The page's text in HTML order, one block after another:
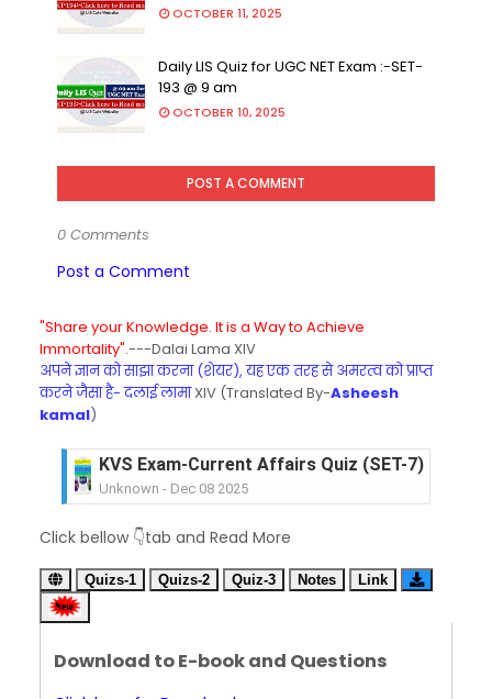
OCTOBER 11, 2025
Daily LIS Quiz for UGC NET Exam :-SET-
193 @ 9 am
OCTOBER 10, 2025
POST A COMMENT
0 Comments
Post a Comment
"Share your Knowledge. It is a Way to Achieve
Immortality".---Dalai Lama XIV
अपने ज्ञान को साझा करना (शेयर), यह एक तरह से अमरत्व को प्राप्त
करने जैसा है- दलाई लामाXIV (Translated By-Asheesh
kamal)
KVS Exam-Current Affairs Quiz (SET-6) in
Unknown - Dec 07 2025
Unknown- Dec 06 2025
KVS Exam-Current Affairs Quiz (SET-4) in
Unknown-Dec 05 2025
KVS Exam-Current Affairs Quiz (SET-2) in
Click bellow 👇tab and Read More
Quizs-1 Quizs-2 Quiz-3 Notes Link
Download to E-book and Questions